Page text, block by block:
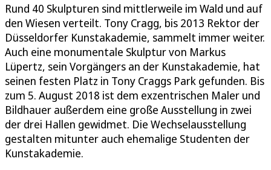
Rund 40 Skulpturen sind mittlerweile im Wald und auf
den Wiesen verteilt. Tony Cragg, bis 2013 Rektor der
Düsseldorfer Kunstakademie, sammelt immer weiter.
Auch eine monumentale Skulptur von Markus
Lüpertz, sein Vorgängers an der Kunstakademie, hat
seinen festen Platz in Tony Craggs Park gefunden. Bis
zum 5. August 2018 ist dem exzentrischen Maler und
Bildhauer außerdem eine große Ausstellung in zwei
der drei Hallen gewidmet. Die Wechselausstellung
gestalten mitunter auch ehemalige Studenten der
Kunstakademie.